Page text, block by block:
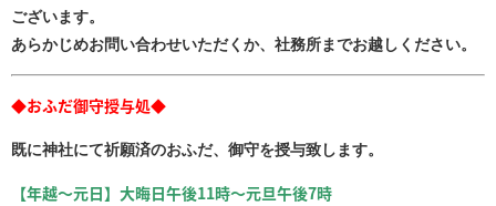
ございます。
あらかじめお問い合わせいただくか、社務所までお越しください。
◆おふだ御守授与処◆
既に神社にて祈願済のおふだ、御守を授与致します。
【年越～元日】大晦日午後11時～元旦午後7時